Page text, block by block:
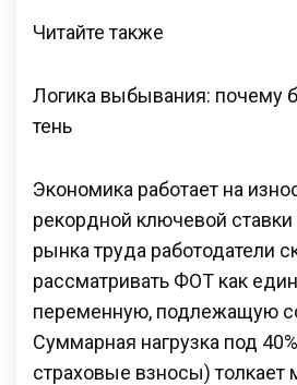
Читайте также
Логика выбывания: почему
тень
Экономика работает на
рекордной ключевой ставки
рынка труда работодатели
рассматривать ФОТ как
переменную, подлежащую
Суммарная нагрузка под
страховые взносы)